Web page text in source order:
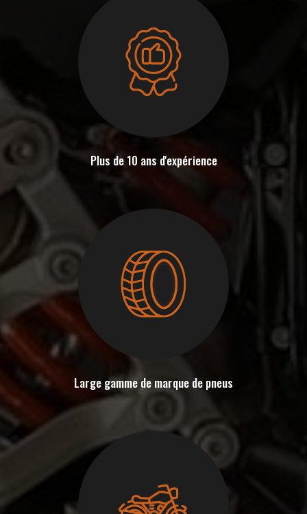
Plus de 10 ans d'expérience
Large gamme de marque de pneus